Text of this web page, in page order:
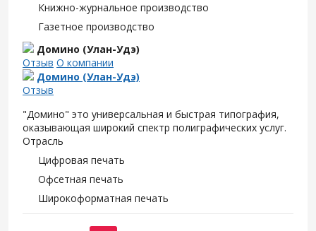
Книжно-журнальное производство
Газетное производство
Домино (Улан-Удэ)
Отзыв О компании
Домино (Улан-Удэ)
Отзыв
"Домино" это универсальная и быстрая типография,
оказывающая широкий спектр полиграфических услуг.
Отрасль
Цифровая печать
Офсетная печать
Широкоформатная печать